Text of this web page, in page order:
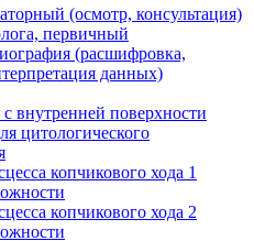
(осмотр, консультация)
первичный
(расшифровка,
данных)
с внутренней поверхности
цитологического
копчикового хода 1
копчикового хода 2